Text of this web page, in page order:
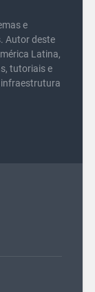
e
Autor deste
Latina,
tutoriais e
infraestrutura